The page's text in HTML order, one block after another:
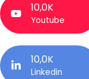
10,0K
Youtube
10,0K
Linkedin